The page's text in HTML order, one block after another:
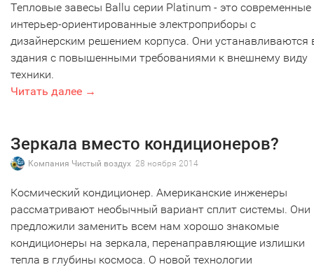
Тепловые завесы Ballu серии Platinum - это современные
интерьер-ориентированные электроприборы с
дизайнерским решением корпуса. Они устанавливаются
здания с повышенными требованиями к внешнему виду
техники.
Читать далее →
Зеркала вместо кондиционеров?
Компания Чистый воздух 28 ноября 2014
Космический кондиционер. Американские инженеры
рассматривают необычный вариант сплит системы. Они
предложили заменить всем нам хорошо знакомые
кондиционеры на зеркала, перенаправляющие излишки
тепла в глубины космоса. О новой технологии